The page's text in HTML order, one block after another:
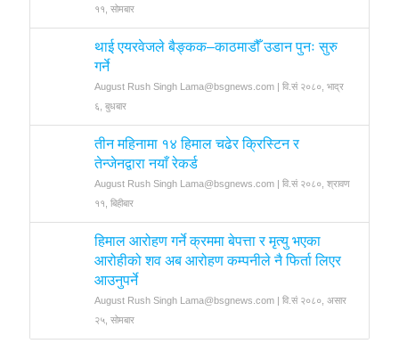
११, सोमबार
थाई एयरवेजले बैङ्कक–काठमाडौँ उडान पुनः सुरु
गर्ने
August Rush Singh Lama@bsgnews.com | वि.सं २०८०, भाद्र
६, बुधबार
तीन महिनामा १४ हिमाल चढेर क्रिस्टिन र
तेन्जेनद्वारा नयाँ रेकर्ड
August Rush Singh Lama@bsgnews.com | वि.सं २०८०, श्रावण
११, बिहीबार
हिमाल आरोहण गर्ने क्रममा बेपत्ता र मृत्यु भएका
आरोहीको शव अब आरोहण कम्पनीले नै फिर्ता लिएर
आउनुपर्ने
August Rush Singh Lama@bsgnews.com | वि.सं २०८०, असार
२५, सोमबार